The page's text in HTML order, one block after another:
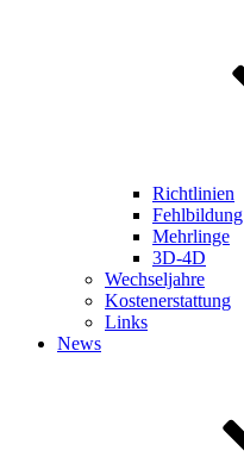
Richtlinien
Fehlbildung
Mehrlinge
3D-4D
Wechseljahre
Kostenerstattung
Links
News